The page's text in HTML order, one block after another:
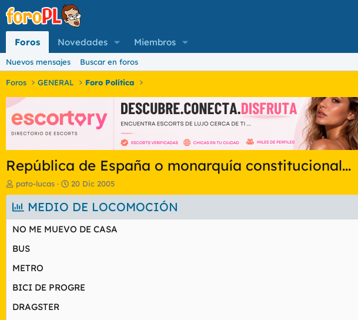
Foros Novedades Miembros
Nuevos mensajes Buscar en foros
Foros GENERAL Foro Política
República de España o monarquía constitucional...
I
n
i
c
i
d
r
e
t
pato-lucas
F
e
c
a
d
c
20 Dic 2005
MEDIO DE LOCOMOCIÓN
NO ME MUEVO DE CASA
BUS
METRO
BICI DE PROGRE
DRAGSTER